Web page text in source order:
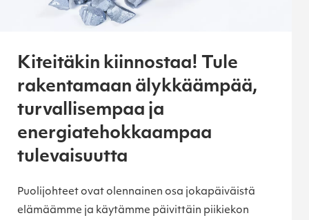
Kiteitäkin kiinnostaa! Tule
rakentamaan älykkäämpää,
turvallisempaa ja
energiatehokkaampaa
tulevaisuutta
Puolijohteet ovat olennainen osa jokapäiväistä
elämäämme ja käytämme päivittäin piikiekon